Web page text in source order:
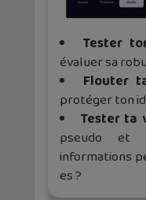
Tester
évaluer sa
Flouter
protéger ton
Tester ta
pseudo et
informations
es ?